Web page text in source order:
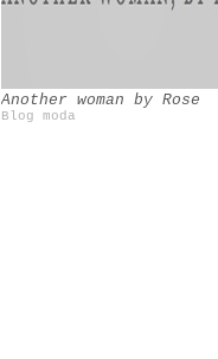
Another woman by Rose
Blog moda